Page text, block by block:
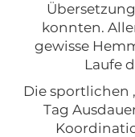
konnten.
gewisse
Laufe
Die sportlichen
Tag